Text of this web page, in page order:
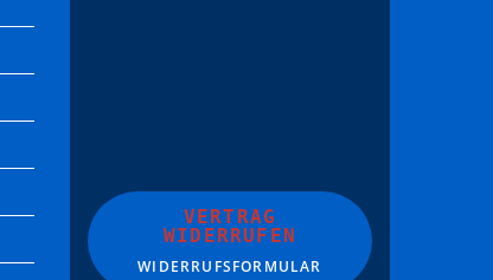
VERTRAG
WIDERRUFEN
WIDERRUFSFORMULAR